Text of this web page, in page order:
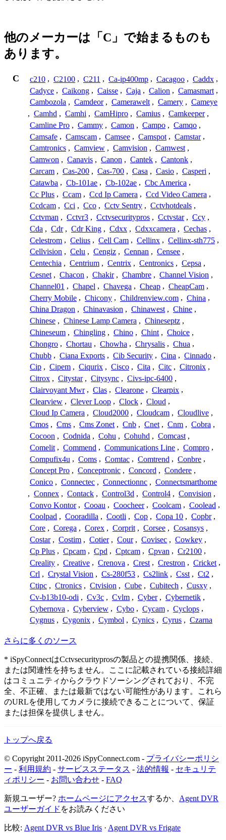
他のメーカーは「C」で始まるものも
あります。
C c210 , C2100 , C211 , Ca-ip400mp , Cacagoo , Caddx ,
Cadyce , Caikong , Caisse , Caja , Calion , Camasmart ,
Cambozola , Camdeor , Camerawelt , Camery , Cameye
, Camhd , Camhi , CamHipro , Camius , Camkeeper ,
Camline Pro , Cammy , Camon , Campo , Camqo ,
Camsafe , Camscam , Camsee , Camspot , Camstar ,
Camtronics , Camview , Camvision , Camwest ,
Camwon , Canavis , Canon , Cantek , Cantonk ,
Carcam , Cas-200 , Cas-700 , Casa , Casio , Casperi ,
Catawba , Cb-101ae , Cb-102ae , Cbc America ,
Cc Plus , Ccam , Ccd Ip Camera , Ccd Video Camera ,
Ccdcam , Cci , Cco , Cctv Sentry , Cctvhotdeals ,
Cctvman , Cctvr3 , Cctvsecuritypros , Cctvstar , Ccy ,
Cda , Cdr , Cdr King , Cdxx , Cdxxcamera , Cechas ,
Celestrom , Celius , Cell Cam , Cellinx , Cellinx-sth775 ,
Cellvision , Celu , Cengiz , Cennan , Censee ,
Centechia , Centrium , Centrix , Centronics , Cepsa ,
Cesnet , Chacon , Chakir , Chambre , Channel Vision ,
Channel01 , Chapel , Chavega , Cheap , CheapCam ,
Cherry Mobile , Chicony , Childrenview.com , China ,
China Dragon , Chinavasion , Chinawest , Chine ,
Chinese , Chinese Lamp Camera , Chineseptz ,
Chineseum , Chingling , Chino , Chint , Choice ,
Chongro , Chortau , Chowha , Chrysalis , Chua ,
Chubb , Ciana Exports , Cib Security , Cina , Cinnado ,
Cip , Cipem , Ciqurix , Cisco , Cita , Citc , Citronix ,
Citrox , Citystar , Citysync , Civs-ipc-6400 ,
Clairvoyant Mwr , Clas , Clearone , Clearpix ,
Clearview , Clever Loop , Clock , Cloud ,
Cloud Ip Camera , Cloud2000 , Cloudcam , Cloudlive ,
Cmos , Cms , Cms Zonet , Cnb , Cnet , Cnm , Cobra ,
Cocoon , Codnida , Cohu , Cohuhd , Comcast ,
Comelit , Commend , Communications Line , Compro ,
Compufix4u , Coms , Comtac , Comtrend , Conbre ,
Concept Pro , Conceptronic , Concord , Condere ,
Conico , Connectec , Connectionnc , Connectsmarthome
, Connex , Contack , Control3d , Control4 , Convision ,
Convo Kontor , Cooau , Coocheer , Coolcam , Coolead ,
Coolpad , Cooradilla , Cootli , Cop , Copa 10 , Copbr ,
Core , Corega , Corex , Corprit , Corsee , Cosansys ,
Costar , Costim , Cotier , Cour , Covisec , Cowkey ,
Cp Plus , Cpcam , Cpd , Cptcam , Cpvan , Cr2100 ,
Creality , Creative , Crenova , Crest , Crestron , Cricket ,
Crl , Crystal Vision , Cs-280f53 , Cs2link , Csst , Ct2 ,
Ctipc , Ctronics , Ctvision , Cube , Cubitech , Cusxy ,
Cv-b13b10-odi , Cv3c , Cvlm , Cyber , Cybernetik ,
Cybernova , Cyberview , Cybo , Cycam , Cyclops ,
Cygnus , Cygonix , Cymbol , Cynics , Cyrus , Czarna
さらに多くのソース
* iSpyConnectはCctvsecurityprosの製品との提携関係、接続、
または関連性を持ちません。ここに記載されている接続詳細
はコミュニティからクラウドソーシングされており、不完
全、不正確、または最新ではない可能性があります。これら
のURLを使用してカメラに接続できることについて、保証
または担保を提供しません。
トップへ戻る
© Copyright 2011-2026 iSpyConnect.com - プライバシーポリシ
ー - 利用規約 - サービスステータス - 法的情報 - セキュリテ
ィポリシー - お問い合わせ - FAQ
新規ユーザー? ホームページにアクセスするか、 Agent DVR
ユーザーガイド をお読みください
比較: Agent DVR vs Blue Iris · Agent DVR vs Frigate